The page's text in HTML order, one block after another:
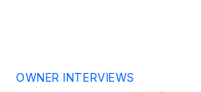
OWNER INTERVIEWS